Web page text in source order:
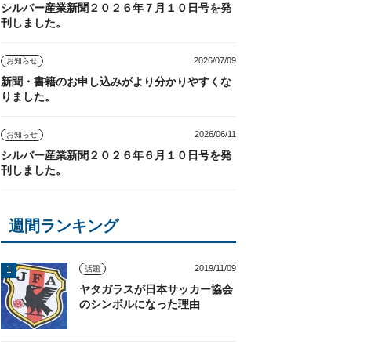
シルバー産業新聞２０２６年７月１０日号を発
刊しました。
お知らせ 2026/07/09
新聞・書籍のお申し込みがより分かりやすくな
りました。
お知らせ 2026/06/11
シルバー産業新聞２０２６年６月１０日号を発
刊しました。
週間ランキング
話題 2019/11/09
ヤタガラスが日本サッカー協会
のシンボルになった理由